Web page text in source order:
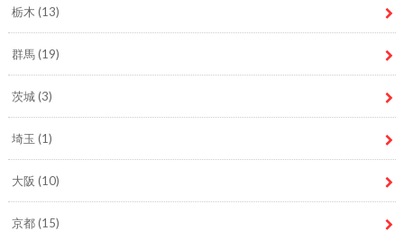
栃木 (13)
群馬(19)
茨城(3)
埼玉 (1)
大阪 (10)
京都(15)